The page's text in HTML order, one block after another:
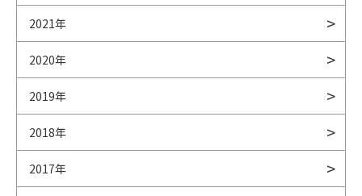
2021年
2020年
2019年
2018年
2017年